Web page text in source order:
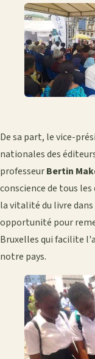
De sa part, le vice-
nationales des
professeurBertin
conscience de tous
la vitalité du livre
opportunité pour
Bruxelles qui facilite
notre pays.